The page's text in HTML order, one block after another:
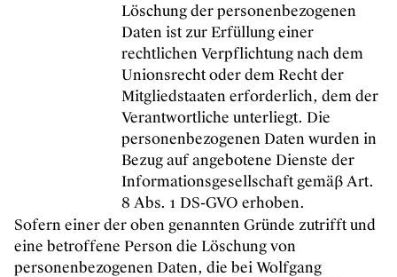
Löschung der personenbezogenen
Daten ist zur Erfüllung einer
rechtlichen Verpflichtung nach dem
Unionsrecht oder dem Recht der
Mitgliedstaaten erforderlich, dem der
Verantwortliche unterliegt. Die
personenbezogenen Daten wurden in
Bezug auf angebotene Dienste der
Informationsgesellschaft gemäß Art.
8 Abs. 1 DS-GVO erhoben.
Sofern einer der oben genannten Gründe zutrifft und
eine betroffene Person die Löschung von
personenbezogenen Daten, die bei Wolfgang